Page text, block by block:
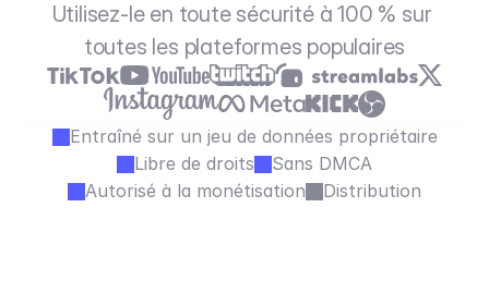
Utilisez-le en toute sécurité à 100 % sur
toutes les plateformes populaires
Entraîné sur un jeu de données propriétaire
Libre de droits
Sans DMCA
Autorisé à la monétisation
Distribution